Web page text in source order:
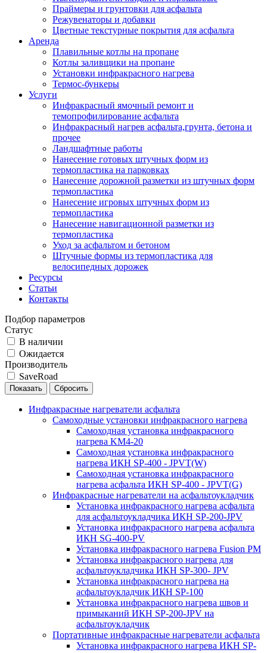
Праймеры и грунтовки для асфальта
Режувенаторы и добавки
Цветные текстурные покрытия для асфальта
Аренда
Плавильные котлы на пропане
Котлы заливщики на пропане
Установки инфракрасного нагрева
Термос-бункеры
Услуги
Инфракрасный ямочный ремонт и
темопрофилирование асфальта
Инфракрасный нагрев асфальта,грунта, бетона и
прочее
Ландшафтные работы
Нанесение готовых штучных форм из
термопластика на парковках
Нанесение дорожной разметки из штучных форм
термопластика
Нанесение игровых штучных форм из
термопластика
Нанесение навигационной разметки из
термопластика
Уход за асфальтом и бетоном
Штучные формы из термопластика для
велосипедных дорожек
Ресурсы
Статьи
Контакты
Подбор параметров
Статус
В наличии
Ожидается
Производитель
SaveRoad
Инфракрасные нагреватели асфальта
Самоходные установки инфракрасного нагрева
Самоходная установка инфракрасного
нагрева KM4-20
Самоходная установка инфракрасного
нагрева ИКН SP-400 - JPVT(W)
Самоходная установка инфракрасного
нагрева асфальта ИКН SP-400 - JPVT(G)
Инфракрасные нагреватели на асфальтоукладчик
Установка инфракрасного нагрева асфальта
для асфальтоукладчика ИКН SP-200-JPV
Установка инфракрасного нагрева асфальта
ИКН SG-400-PV
Установка инфракрасного нагрева Fusion PM
Установка инфракрасного нагрева для
асфальтоукладчика ИКН SP-300- JPV
Установка инфракрасного нагрева на
асфальтоукладчик ИКН SP-100
Установка инфракрасного нагрева швов и
примыканий ИКН SP-200-JPV на
асфальтоукладчик
Портативные инфракрасные нагреватели асфальта
Установка инфракрасного нагрева ИКН SP-